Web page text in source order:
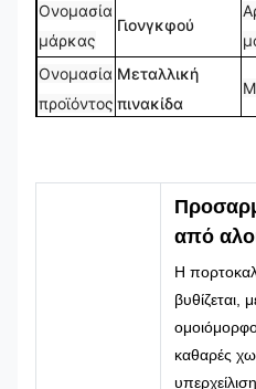
Ονομασία
μάρκας
Γιονγκφού
Ονομασία
προϊόντος
Μεταλλική
πινακίδα
CMYK, Pantone,
RAL κλπ.από
Η
βυθίζεται,
καθαρές